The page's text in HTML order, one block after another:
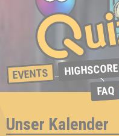
EVENTS HIGHSCORE
FAQ
Unser Kalender